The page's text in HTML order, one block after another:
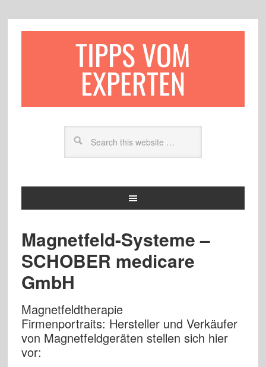
TIPPS VOM
EXPERTEN
Magnetfeld-Systeme –
SCHOBER medicare
GmbH
Magnetfeldtherapie
Firmenportraits: Hersteller und Verkäufer
von Magnetfeldgeräten stellen sich hier
vor: